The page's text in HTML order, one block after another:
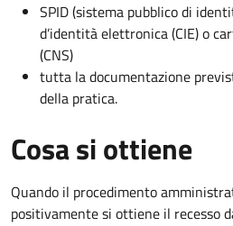
SPID (sistema pubblico di
d’identità elettronica (CIE) o
(CNS)
tutta la documentazione
della pratica.
Cosa si ottiene
Quando il procedimento
positivamente si ottiene il recesso